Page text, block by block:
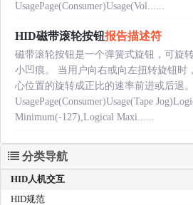
UsagePage(Consumer)Usage(Vol......
HID磁带滚轮按钮报告描述符
磁带滚轮按钮是一个弹簧式旋钮，可旋
小凹痕。 当用户向右或向左扭转旋钮时
心位置的旋转成正比的速率前进或后退。
UsagePage(Consumer)Usage(Tape
Minimum(-127),Logical Maxi......
分类导航
HID人机交互
HID规范